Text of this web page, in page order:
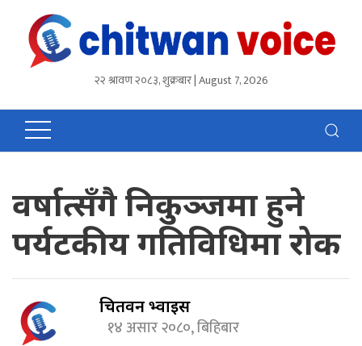
२२ श्रावण २०८३, शुक्रबार | August 7, 2026
वर्षात्सँगै निकुञ्जमा हुने
पर्यटकीय गतिविधिमा रोक
चितवन भ्वाईस
१४ असार २०८०, बिहिबार